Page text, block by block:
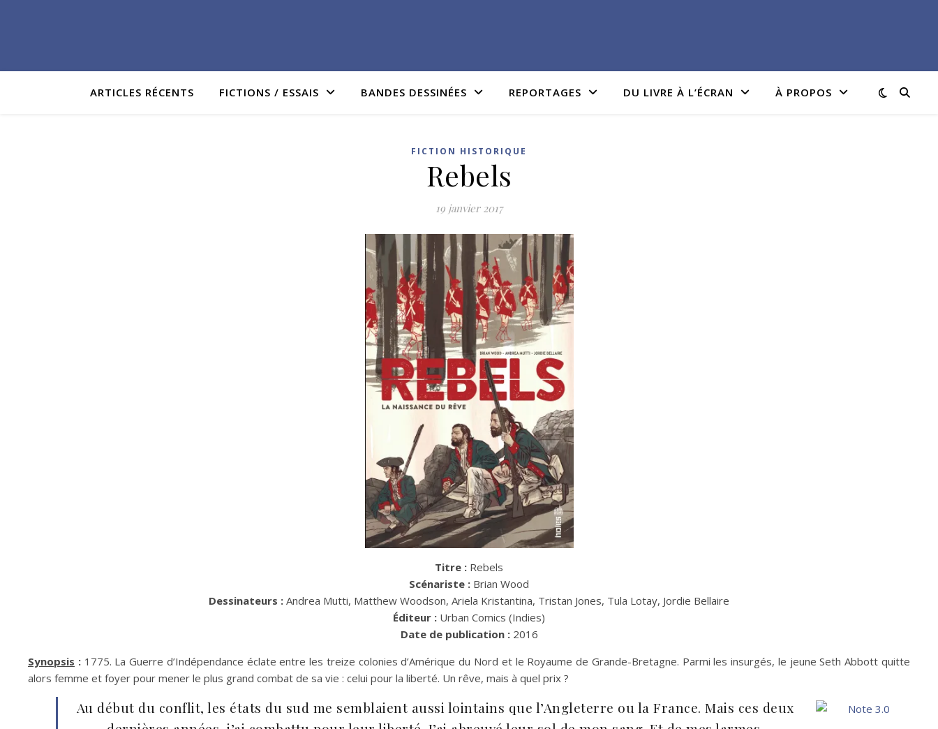
ARTICLES RÉCENTS FICTIONS / ESSAIS BANDES DESSINÉES REPORTAGES DU LIVRE À L’ÉCRAN À PROPOS
FICTION HISTORIQUE
Rebels
19 janvier 2017
Titre : Rebels
Scénariste : Brian Wood
Dessinateurs : Andrea Mutti, Matthew Woodson, Ariela Kristantina, Tristan Jones, Tula Lotay, Jordie Bellaire
Éditeur : Urban Comics (Indies)
Date de publication : 2016
Synopsis : 1775. La Guerre d’Indépendance éclate entre les treize colonies d’Amérique du Nord et le Royaume de Grande-Bretagne. Parmi les insurgés, le jeune Seth Abbott quitte
alors femme et foyer pour mener le plus grand combat de sa vie : celui pour la liberté. Un rêve, mais à quel prix ?
Au début du conflit, les états du sud me semblaient aussi lointains que l’Angleterre ou la France. Mais ces deux